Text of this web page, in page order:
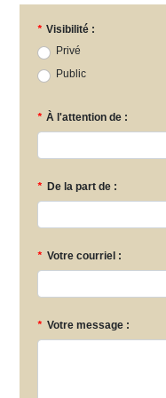
* Visibilité :
Privé
Public
* À l'attention de :
* De la part de :
* Votre courriel :
* Votre message :